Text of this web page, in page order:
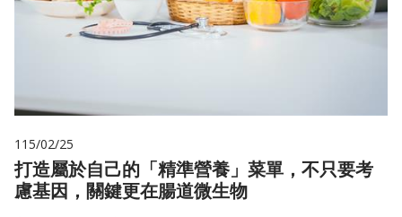
115/02/25
打造屬於自己的「精準營養」菜單，不只要考
慮基因，關鍵更在腸道微生物